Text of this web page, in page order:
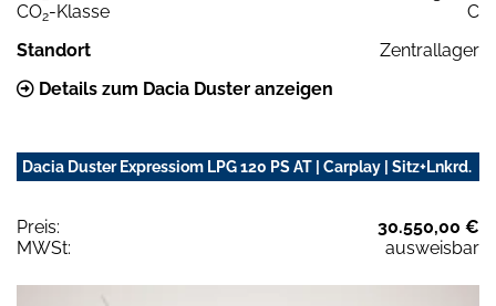
CO2-Klasse
C
Standort
Zentrallager
Details zum Dacia Duster anzeigen
Dacia Duster Expressiom LPG 120 PS AT | Carplay | Sitz+Lnkrd.
Preis:
30.550,00 €
MWSt:
ausweisbar